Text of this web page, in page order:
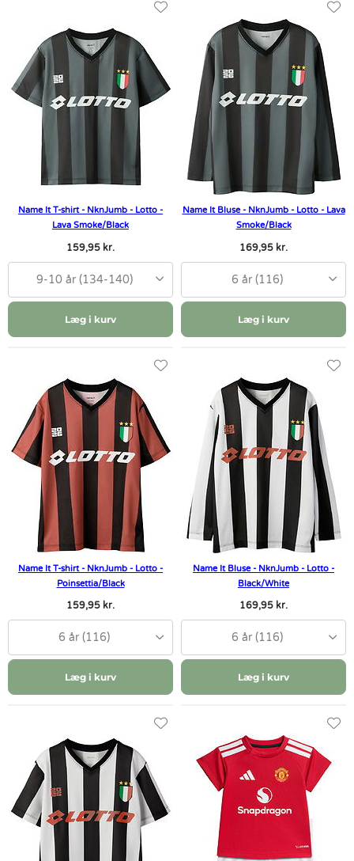
Name It T-shirt - NknJumb - Lotto -
Lava Smoke/Black
159,95 kr.
9-10 år (134-140)
Læg i kurv
Name It Bluse - NknJumb - Lotto - Lava
Smoke/Black
169,95 kr.
6 år (116)
Læg i kurv
Name It T-shirt - NknJumb - Lotto -
Poinsettia/Black
159,95 kr.
6 år (116)
Læg i kurv
Name It Bluse - NknJumb - Lotto -
Black/White
169,95 kr.
6 år (116)
Læg i kurv